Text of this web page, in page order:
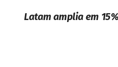
Latam amplia em